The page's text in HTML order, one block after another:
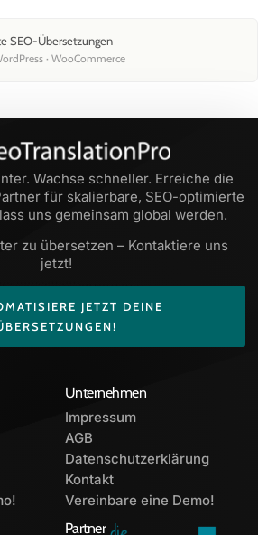
SEO-Übersetzungen
· WooCommerce
Wachse schneller. Erreiche die
für skalierbare, SEO-optimierte
uns gemeinsam global werden.
zu übersetzen – Kontaktiere uns
jetzt!
JETZT DEINE
Unternehmen
Impressum
AGB
Datenschutzerklärung
Kontakt
Vereinbare eine Demo!
Partner